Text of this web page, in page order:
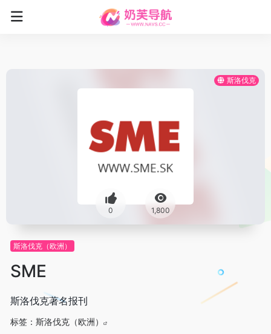
斯洛伐克
0 1,800
斯洛伐克（欧洲）
SME
斯洛伐克著名报刊
标签： 斯洛伐克（欧洲）